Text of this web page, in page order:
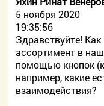
5 ноября 2020
19:35:56
Здравствуйте!
ассортимент в
помощью кнопок
например, какие
взаимодействия?